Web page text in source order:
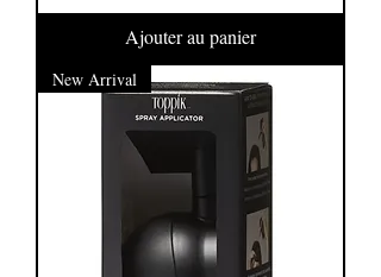
Ajouter au panier
New Arrival